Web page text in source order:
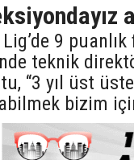
Lig’de 9
teknik
“3 yıl üst
bizim